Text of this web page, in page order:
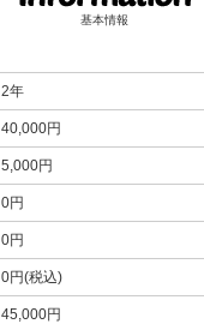
基本情報
2年
40,000円
5,000円
0円
0円
0円(税込)
45,000円